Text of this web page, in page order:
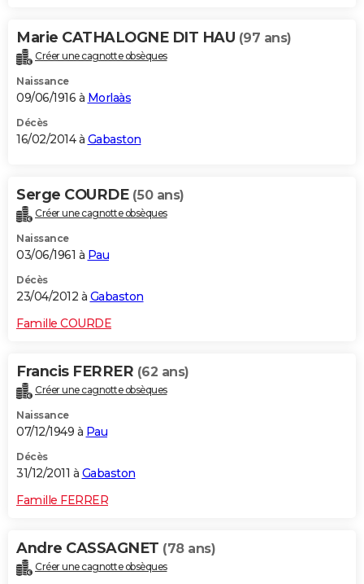
Marie CATHALOGNE DIT HAU (97 ans)
Créer une cagnotte obsèques
Naissance
09/06/1916 à Morlaàs
Décès
16/02/2014 à Gabaston
Serge COURDE (50 ans)
Créer une cagnotte obsèques
Naissance
03/06/1961 à Pau
Décès
23/04/2012 à Gabaston
Famille COURDE
Francis FERRER (62 ans)
Créer une cagnotte obsèques
Naissance
07/12/1949 à Pau
Décès
31/12/2011 à Gabaston
Famille FERRER
Andre CASSAGNET (78 ans)
Créer une cagnotte obsèques